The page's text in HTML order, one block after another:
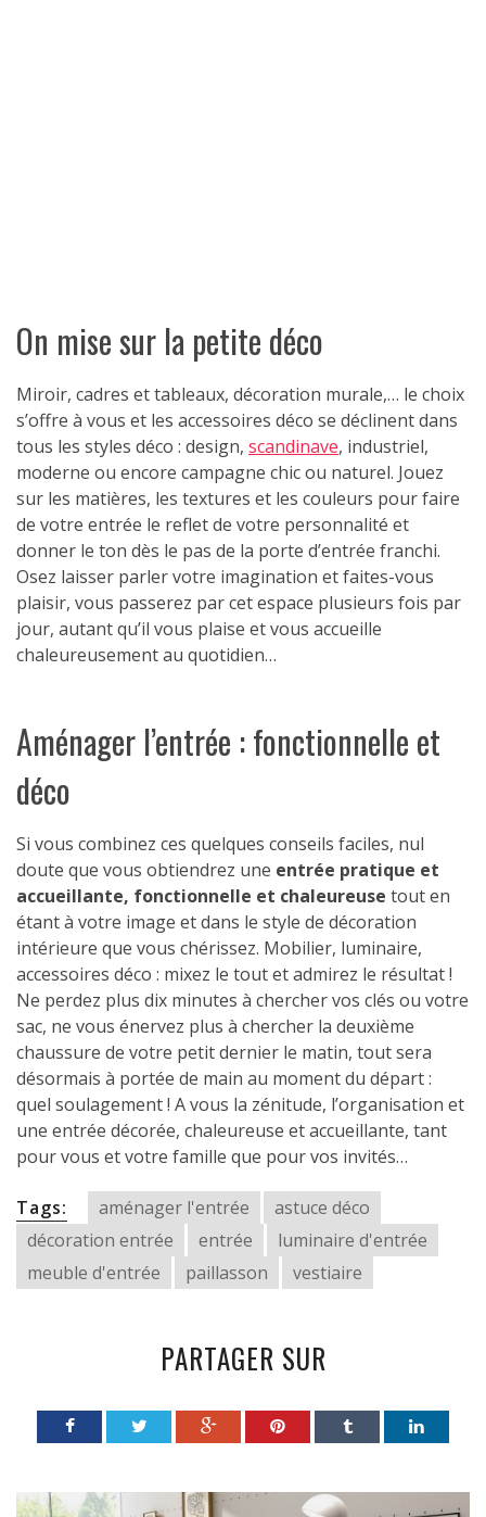
On mise sur la petite déco
Miroir, cadres et tableaux, décoration murale,… le choix
s’offre à vous et les accessoires déco se déclinent dans
tous les styles déco : design, scandinave, industriel,
moderne ou encore campagne chic ou naturel. Jouez
sur les matières, les textures et les couleurs pour faire
de votre entrée le reflet de votre personnalité et
donner le ton dès le pas de la porte d’entrée franchi.
Osez laisser parler votre imagination et faites-vous
plaisir, vous passerez par cet espace plusieurs fois par
jour, autant qu’il vous plaise et vous accueille
chaleureusement au quotidien…
Aménager l’entrée : fonctionnelle et
déco
Si vous combinez ces quelques conseils faciles, nul
doute que vous obtiendrez une entrée pratique et
accueillante, fonctionnelle et chaleureuse tout en
étant à votre image et dans le style de décoration
intérieure que vous chérissez. Mobilier, luminaire,
accessoires déco : mixez le tout et admirez le résultat !
Ne perdez plus dix minutes à chercher vos clés ou votre
sac, ne vous énervez plus à chercher la deuxième
chaussure de votre petit dernier le matin, tout sera
désormais à portée de main au moment du départ :
quel soulagement ! A vous la zénitude, l’organisation et
une entrée décorée, chaleureuse et accueillante, tant
pour vous et votre famille que pour vos invités…
Tags: aménager l'entrée
astuce déco
décoration entrée
entrée
luminaire d'entrée
meuble d'entrée
paillasson vestiaire
PARTAGER SUR